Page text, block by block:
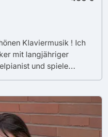
Klaviermusik ! Ich
mit langjähriger
und spiele...